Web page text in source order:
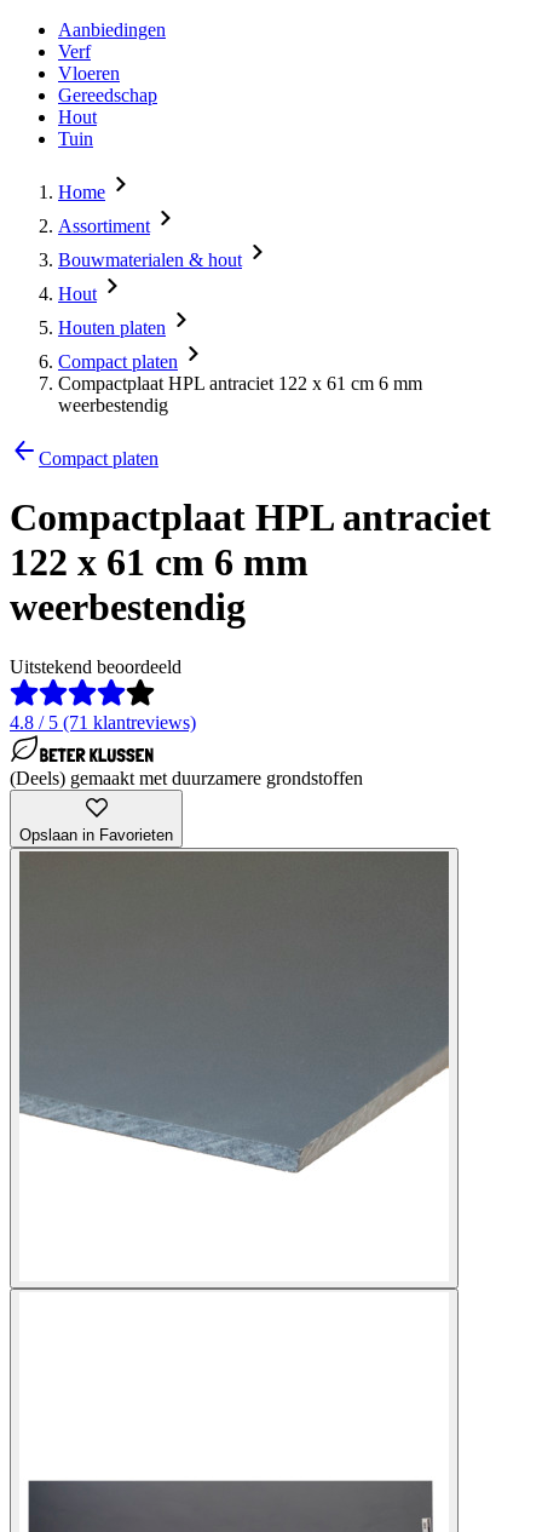
Aanbiedingen
Verf
Vloeren
Gereedschap
Hout
Tuin
Home
Assortiment
Bouwmaterialen & hout
Hout
Houten platen
Compact platen
Compactplaat HPL antraciet 122 x 61 cm 6 mm
weerbestendig
Compact platen
Compactplaat HPL antraciet
122 x 61 cm 6 mm
weerbestendig
Uitstekend beoordeeld
4.8 / 5 (71 klantreviews)
(Deels) gemaakt met duurzamere grondstoffen
Opslaan in Favorieten